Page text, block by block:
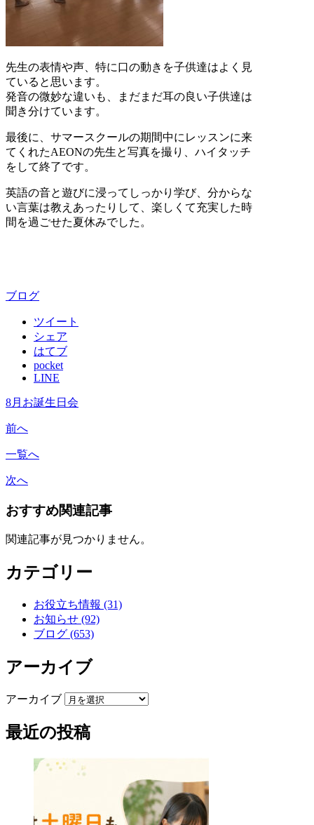
先生の表情や声、特に口の動きを子供達はよく見
ていると思います。
発音の微妙な違いも、まだまだ耳の良い子供達は
聞き分けています。
最後に、サマースクールの期間中にレッスンに来
てくれたAEONの先生と写真を撮り、ハイタッチ
をして終了です。
英語の音と遊びに浸ってしっかり学び、分からな
い言葉は教えあったりして、楽しくて充実した時
間を過ごせた夏休みでした。
ブログ
ツイート
シェア
はてブ
pocket
LINE
8月お誕生日会
前へ
一覧へ
次へ
おすすめ関連記事
関連記事が見つかりません。
カテゴリー
お役立ち情報 (31)
お知らせ (92)
ブログ (653)
アーカイブ
アーカイブ
最近の投稿